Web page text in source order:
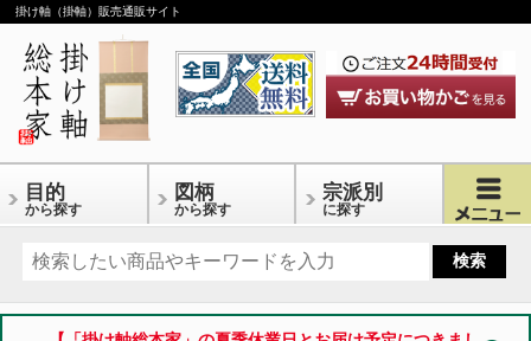
掛け軸（掛軸）販売通販サイト
目的
から探す
図柄
から探す
宗派別
に探す